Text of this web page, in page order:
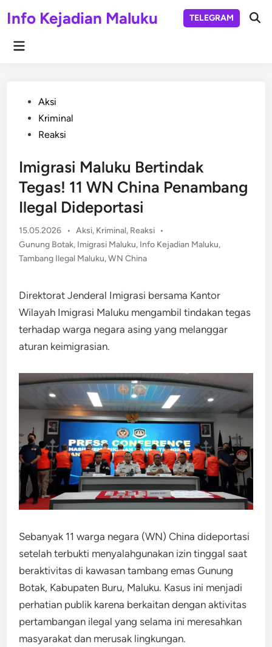
toInfo Kejadian Maluku TELEGRAM
Main
PostedAksi
Kriminal
Reaksi
Imigrasi Maluku Bertindak
Tegas! 11 WN China Penambang
Ilegal Dideportasi
15.05.2026 • Posted
in
Aksi, Kriminal, Reaksi •
Gunung Botak, Imigrasi Maluku, Info Kejadian Maluku,
Tambang Ilegal Maluku,WN China
Direktorat Jenderal Imigrasi bersama Kantor
Wilayah Imigrasi Maluku mengambil tindakan tegas
terhadap warga negara asing yang melanggar
aturan keimigrasian.
Sebanyak 11 warga negara (WN) China dideportasi
setelah terbukti menyalahgunakan izin tinggal saat
beraktivitas di kawasan tambang emas Gunung
Botak, Kabupaten Buru, Maluku. Kasus ini menjadi
perhatian publik karena berkaitan dengan aktivitas
pertambangan ilegal yang selama ini meresahkan
masyarakat dan merusak lingkungan.